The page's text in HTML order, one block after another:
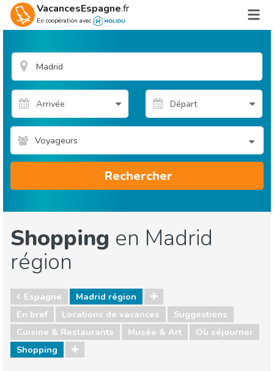
VacancesEspagne.fr
En coopération avec
Voyageurs
Rechercher
Shopping en Madrid
région
Espagne
Madrid région
En bref
Locations de vacances
Suggestions
Cuisine & Restaurants
Musée & Art
Où séjourner
Shopping